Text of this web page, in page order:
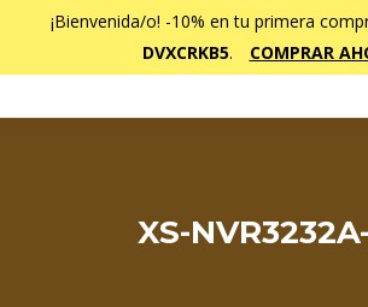
¡Bienvenida/o! -10% en tu primera
DVXCRKB5. COMPRAR
XS-